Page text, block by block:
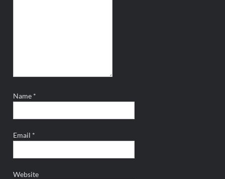
Name *
Email *
Website